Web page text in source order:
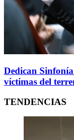
Dedican
víctimas del
TENDENCIAS